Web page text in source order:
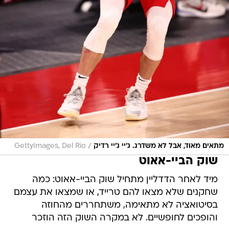
מתאים מאוד, אבל לא משדרג. ג'יי ג'יי רדיק /
GettyImages, Del Rio
שוק הביי-אאוט
מיד לאחר הדדליין מתחיל שוק הביי-אאוט: כמה
שחקנים שלא מצאו להם טרייד, או שמצאו את עצמם
בסיטואציה לא מתאימה, משתחררים מהחוזה
והופכים לחופשיים. לא במקרה השוק הזה הוזכר